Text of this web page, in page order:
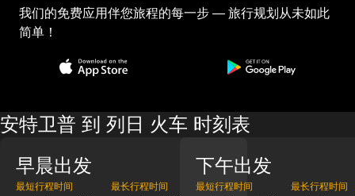
我们的免费应用伴您旅程的每一步 — 旅行规划从未如此
简单！
安特卫普 到 列日 火车 时刻表
早晨出发
最短行程时间 最长行程时间
下午出发
最短行程时间 最长行程时间